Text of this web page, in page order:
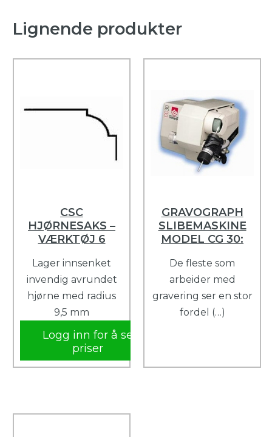
Lignende produkter
CSC
HJØRNESAKS –
VÆRKTØJ 6
Lager innsenket
invendig avrundet
hjørne med radius
9,5 mm
Logg inn for å se
priser
GRAVOGRAPH
SLIBEMASKINE
MODEL CG 30:
De fleste som
arbeider med
gravering ser en stor
fordel (…)